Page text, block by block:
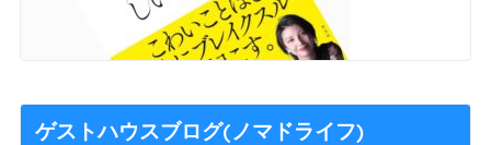
ゲストハウスブログ(ノマドライフ)